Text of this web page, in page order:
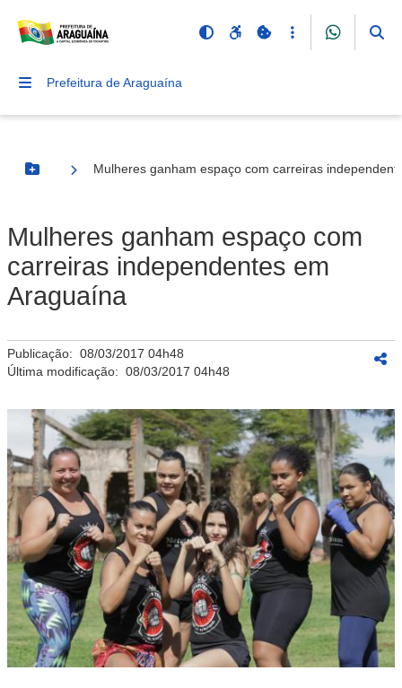
Prefeitura de Araguaína
Botão Menu
Mulheres ganham espaço com carreiras
Mulheres ganham espaço com
carreiras independentes em
Araguaína
Publicação: 08/03/2017 04h48
Última modificação: 08/03/2017 04h48